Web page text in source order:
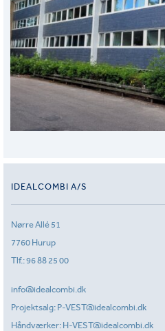
IDEALCOMBI A/S
Nørre Allé 51
7760 Hurup
Tlf.:96 88 25 00
info@idealcombi.dk
Projektsalg: P-VEST@idealcombi.dk
Håndværker: H-VEST@idealcombi.dk